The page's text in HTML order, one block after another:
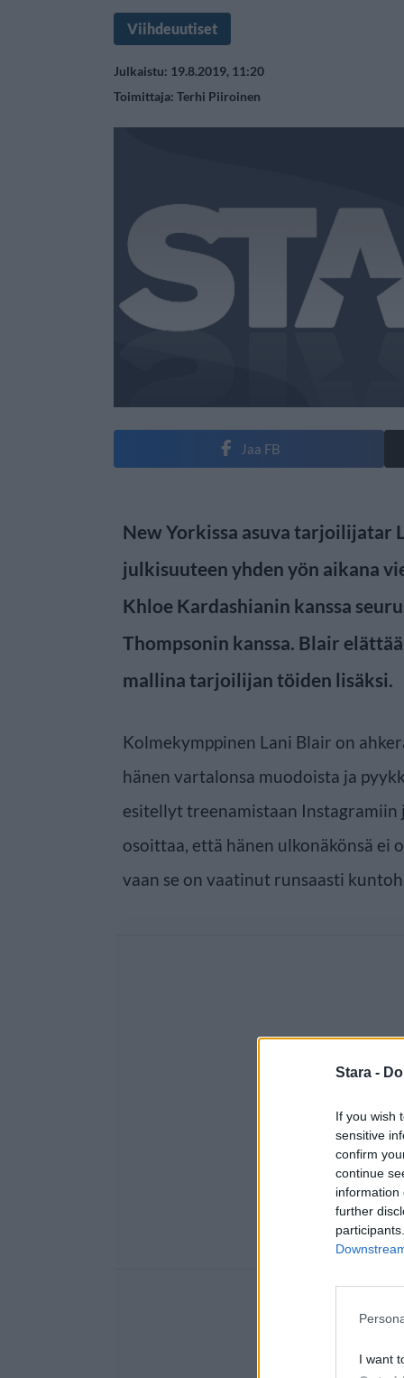
Stara -
If you wish
sensitive
confirm
continue
information
further
I want
Viihdeuutiset
Julkaistu: 19.8.2019, 11:20
Toimittaja: Terhi Piiroinen
Jaa FB
New Yorkissa asuva tarjoilijatar
julkisuuteen yhden yön aikana
Khloe Kardashianin kanssa
Thompsonin kanssa. Blair
mallina tarjoilijan töiden lisäksi.
Kolmekymppinen Lani Blair on
hänen vartalonsa muodoista ja
esitellyt treenamistaan Instagramiin
osoittaa, että hänen ulkonäkönsä ei
vaan se on vaatinut runsaasti